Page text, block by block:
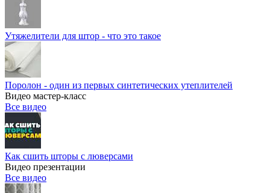
Утяжелители для штор - что это такое
Поролон - один из первых синтетических утеплителей
Видео мастер-класс
Все видео
Как сшить шторы с люверсами
Видео презентации
Все видео